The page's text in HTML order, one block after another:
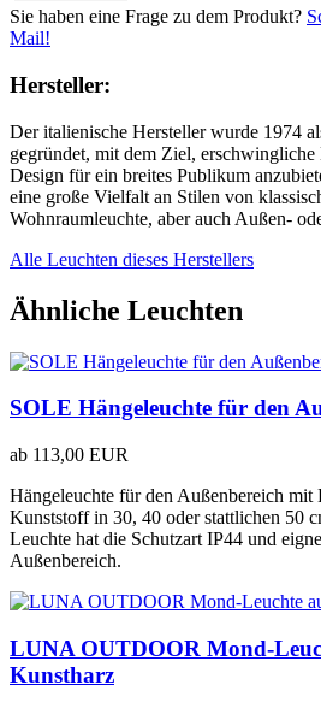
Sie haben eine Frage zu dem Produkt?
Mail!
Hersteller:
Der italienische Hersteller wurde 1974
gegründet, mit dem Ziel, erschwingliche
Design für ein breites Publikum
eine große Vielfalt an Stilen von
Wohnraumleuchte, aber auch Außen-
Alle Leuchten dieses Herstellers
Ähnliche Leuchten
SOLE Hängeleuchte für den
ab 113,00 EUR
Hängeleuchte für den Außenbereich mit
Kunststoff in 30, 40 oder stattlichen 50
Leuchte hat die Schutzart IP44 und
Außenbereich.
LUNA OUTDOOR Mond-
Kunstharz